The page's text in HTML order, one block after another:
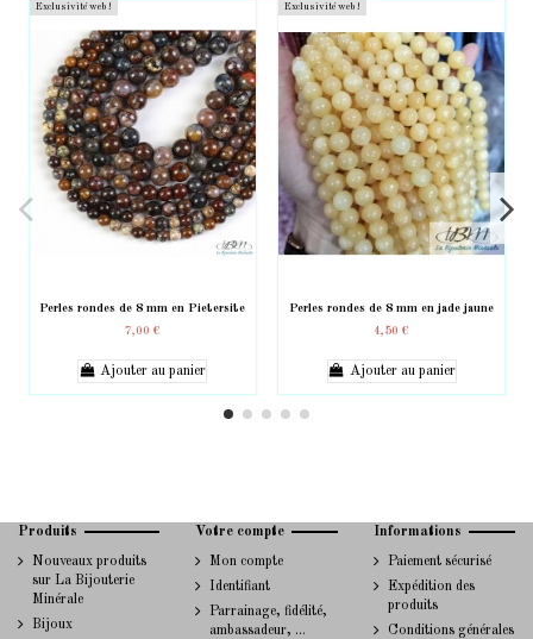
Exclusivité web !
Perles rondes de 8 mm en Pietersite
7,00 €
Ajouter au panier
Exclusivité web !
Perles rondes de 8 mm en jade jaune
4,50 €
Ajouter au panier
Produits
Nouveaux produits
sur La Bijouterie
Minérale
Bijoux
Votre compte
Mon compte
Identifiant
Parrainage, fidélité,
ambassadeur, ...
Informations
Paiement sécurisé
Expédition des
produits
Conditions générales